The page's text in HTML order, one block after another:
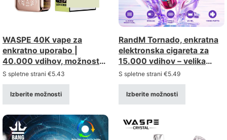
WASPE 40K vape za
enkratno uporabo |
40.000 vdihov, možnost
dvojne uporabe, dvojna
mreža
S spletne strani €5.43
Izberite možnosti
RandM Tornado, enkratna
elektronska cigareta za
15.000 vdihov – velika
zmogljivost, dobra izbira,
popust pri nakupu na
debelo
S spletne strani €5.49
Izberite možnosti